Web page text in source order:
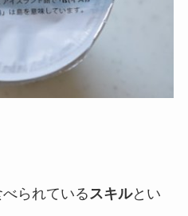
られている スキルとい